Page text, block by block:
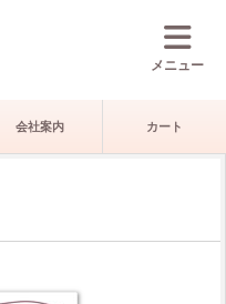
メニュー
会社案内 カート